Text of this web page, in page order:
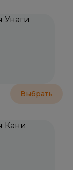
Выбрать